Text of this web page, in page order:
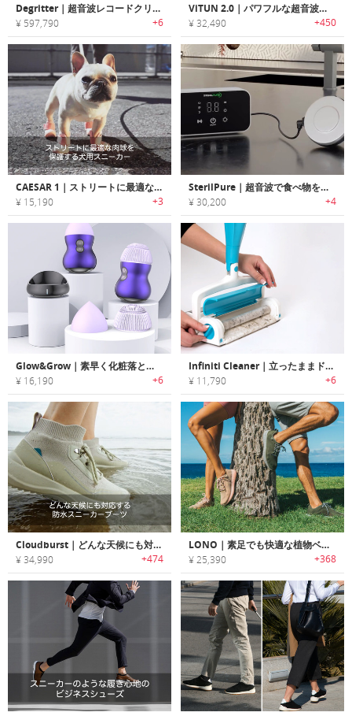
Degritter｜超音波レコードクリーニングデバイス「デグリッター」
¥ 597,790 +6
ViTUN 2.0｜パワフルな超音波でシミを落とせるクリーニングペン「ビタン」
¥ 32,490 +450
CAESAR 1｜ストリートに最適な肉球を保護する犬用スニーカー「シーザー1」
¥ 15,190 +3
SterilPure｜超音波で食べ物を洗浄し、食洗機としても使えるポータブルガジェット
¥ 30,200 +4
Glow&Grow｜素早く化粧落とし・洗顔・スキンケアができる3-in-1音波メイクアップリムーバルシステム「グロー＆グロウ」
¥ 16,190 +6
Infiniti Cleaner｜立ったままドライ/ウェット拭き掃除ができるクリーニングモップ「インフィニティクリーナー」
¥ 11,790 +6
Cloudburst｜どんな天候にも対応する防水スニーカーブーツ「クラウドバースト」
¥ 34,990 +474
LONO｜素足でも快適な植物ベースエコスニーカー「ロノ」
¥ 25,390 +368